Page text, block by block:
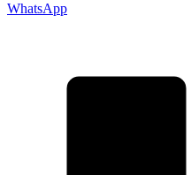
WhatsApp